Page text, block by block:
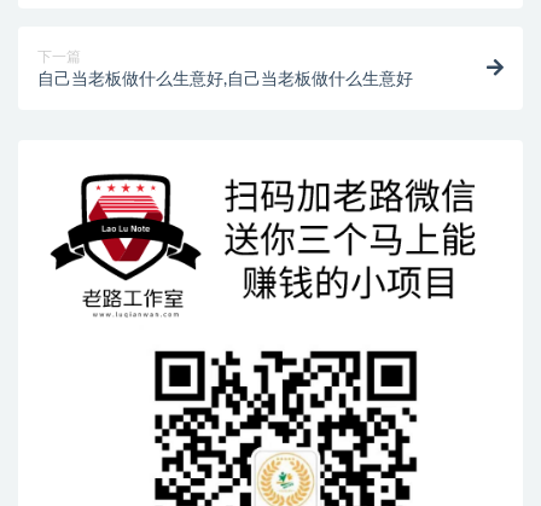
下一篇
自己当老板做什么生意好,自己当老板做什么生意好